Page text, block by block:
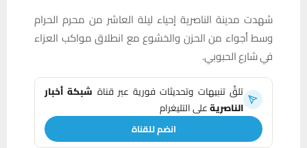
شهدت مدينة الناصرية إحياء ليلة العاشر من محرم الحرام
وسط أجواء من الحزن والخشوع مع انطلاق مواكب العزاء
في شارع الحبوبي.
تلقَّ تنبيهات وتحديثات فورية عبر قناة شبكة أخبار
الناصريةعلى التليغرام
انضم للقناة